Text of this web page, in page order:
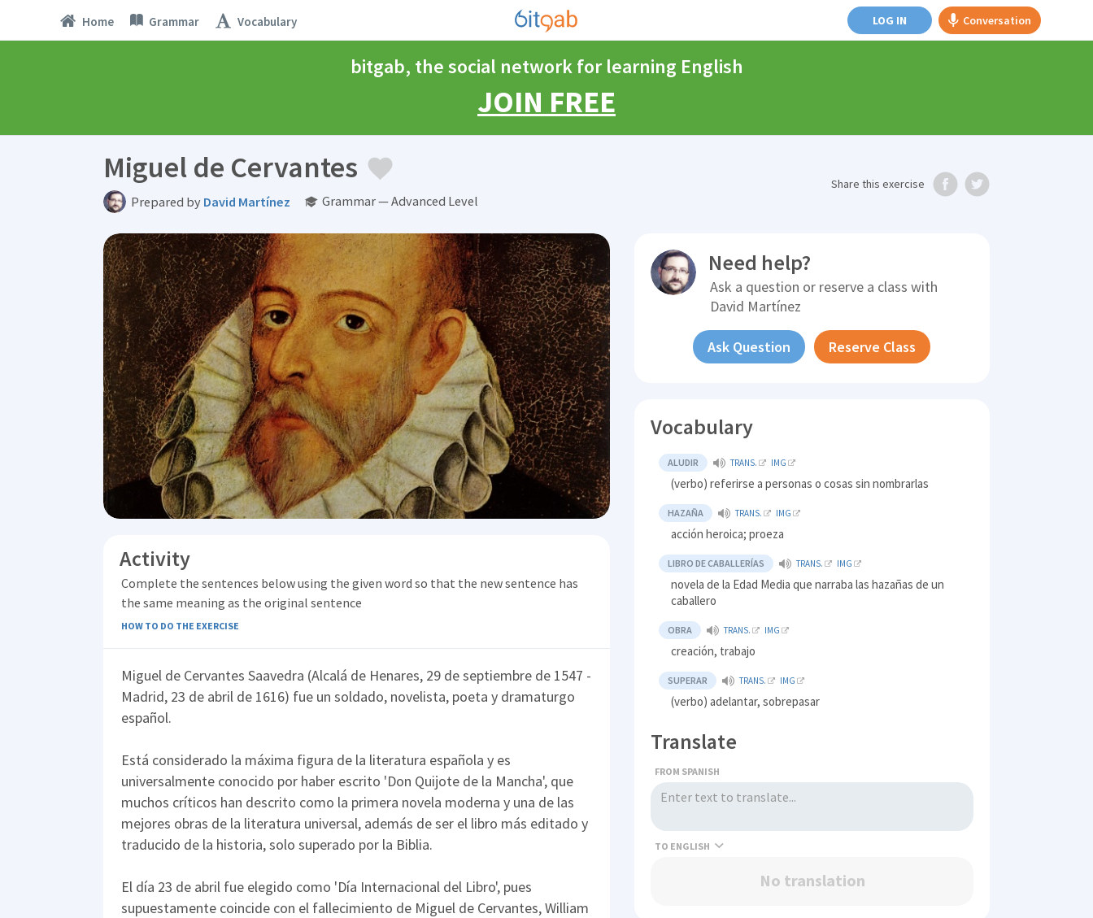
Home Grammar Vocabulary LOG IN Conversation
bitgab, the social network for learning English
JOIN FREE
Miguel de Cervantes
Prepared by David Martínez Grammar — Advanced Level
Share this exercise
Activity
Complete the sentences below using the given word so that the new sentence has
the same meaning as the original sentence
HOW TO DO THE EXERCISE
Miguel de Cervantes Saavedra (Alcalá de Henares, 29 de septiembre de 1547 -
Madrid, 23 de abril de 1616) fue un soldado, novelista, poeta y dramaturgo
español.
Está considerado la máxima figura de la literatura española y es
universalmente conocido por haber escrito 'Don Quijote de la Mancha', que
muchos críticos han descrito como la primera novela moderna y una de las
mejores obras de la literatura universal, además de ser el libro más editado y
traducido de la historia, solo superado por la Biblia.
El día 23 de abril fue elegido como 'Día Internacional del Libro', pues
supuestamente coincide con el fallecimiento de Miguel de Cervantes, William
Need help?
Ask a question or reserve a class with
David Martínez
Ask Question Reserve Class
Vocabulary
ALUDIR TRANS. IMG
(verbo) referirse a personas o cosas sin nombrarlas
HAZAÑA TRANS. IMG
acción heroica; proeza
LIBRO DE CABALLERÍAS TRANS. IMG
novela de la Edad Media que narraba las hazañas de un
caballero
OBRA TRANS. IMG
creación, trabajo
SUPERAR TRANS. IMG
(verbo) adelantar, sobrepasar
Translate
FROM SPANISH
TO
No translation